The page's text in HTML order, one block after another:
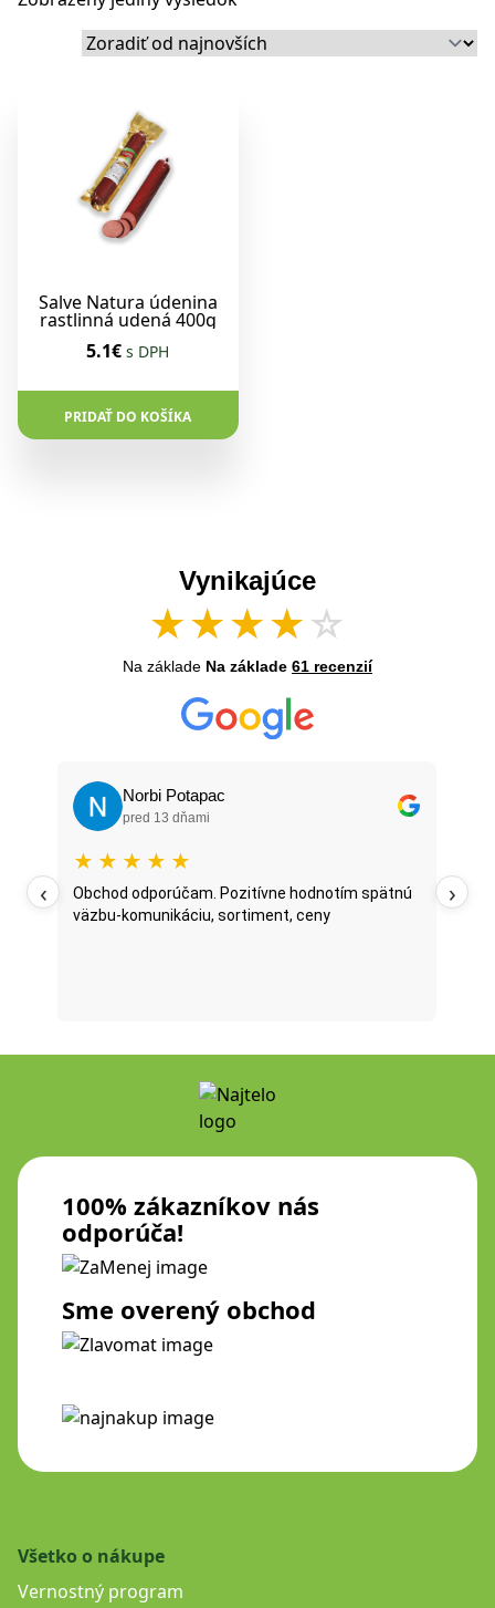
Salve Natura údenina
rastlinná udená 400g
5.1€ s DPH
PRIDAŤ DO KOŠÍKA
Vynikajúce
★★★★☆
Na základe Na základe 61 recenzií
Norbi Potapac
pred 13 dňami
★ ★ ★ ★ ★
Obchod odporúčam. Pozitívne hodnotím spätnú
väzbu-komunikáciu, sortiment, ceny
‹ ›
100% zákazníkov nás
odporúča!
Sme overený obchod
Všetko o nákupe
Vernostný program